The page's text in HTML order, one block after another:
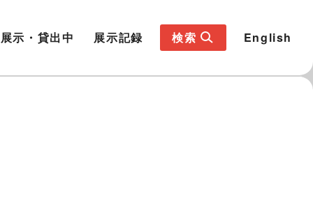
展示・貸出中 展示記録 検索 English